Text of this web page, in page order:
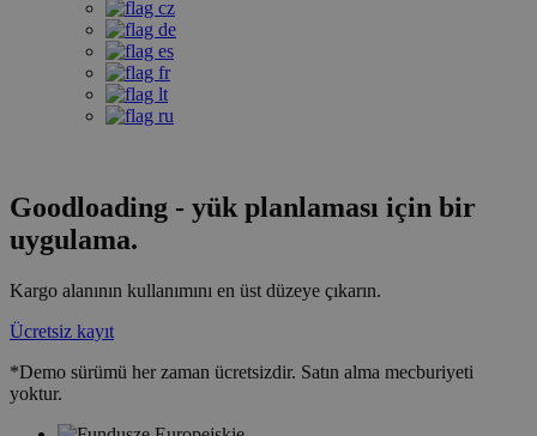
Goodloading - yük planlaması için bir
uygulama.
Kargo alanının kullanımını en üst düzeye çıkarın.
Ücretsiz kayıt
*Demo sürümü her zaman ücretsizdir. Satın alma mecburiyeti
yoktur.